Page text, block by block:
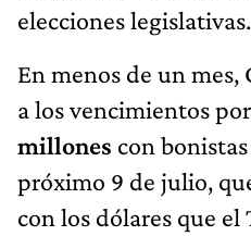
elecciones legislativas.
En menos de un
a los vencimientos por
millones con
próximo 9 de julio,
con los dólares que el